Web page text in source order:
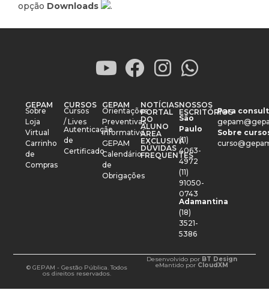
opção Downloads .
GEPAM
Sobre
Loja
Virtual
Carrinho
de
Compras
CURSOS
Cursos
/ Lives
Autenticação
de
Certificado
GEPAM
Orientações
Preventivas
Informativo
GEPAM
Calendário
de
Obrigações
NOTÍCIAS
PORTAL
DO
ALUNO
ÁREA
EXCLUSIVA
DÚVIDAS
FREQUENTES
NOSSOS
ESCRITÓRIOS
São
Paulo
(11)
4063-
4972
(11)
91050-
0743
Adamantina
(18)
3521-
5386
Para
Sobre
© GEPAM - Gestão Pública. Todos
os direitos reservados.
Desenvolvido por BT Design
eMantido por CloudXM